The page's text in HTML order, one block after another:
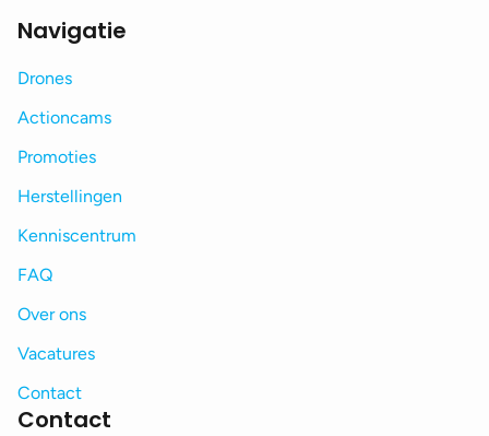
Navigatie
Drones
Actioncams
Promoties
Herstellingen
Kenniscentrum
FAQ
Over ons
Vacatures
Contact
Contact